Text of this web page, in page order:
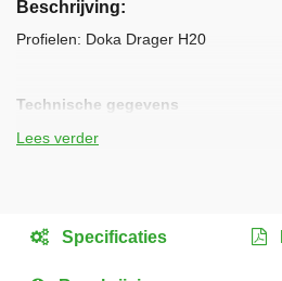
het
begin
afbeeldingen-
Beschrijving
Profielen: Doka Drager H20
Technische gegevens
• Max. toel. dwarskracht: 11 kN
• Verpakkingsoort: Per pakket
Lees verder
Specificaties